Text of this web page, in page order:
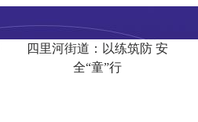
四里河街道：以练筑防 安
全“童”行